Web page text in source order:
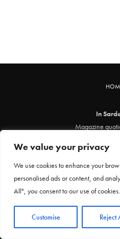
We value your privacy
We use cookies to enhance your
personalised ads or content, and
All", you consent to our use of cookies.
Customise Reject
In
Magazine
Direttore responsabile ed
Piazza Santa Chiara,
P.IVA
Testata online registrata al Tribunale